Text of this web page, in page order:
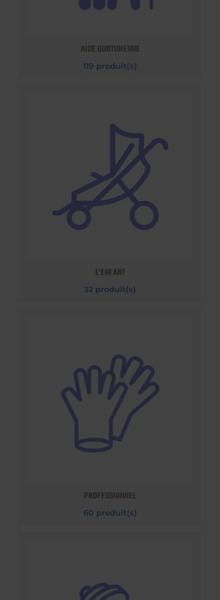
AIDE QUOTIDIENNE
119 produit(s)
L'ENFANT
32 produit(s)
PROFESSIONNEL
60 produit(s)